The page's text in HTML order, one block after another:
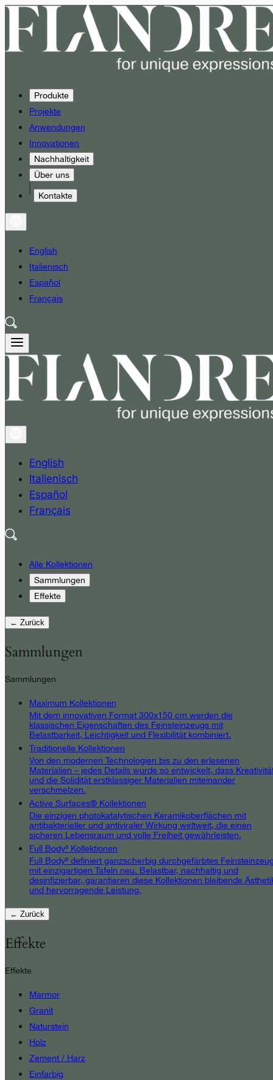
Produkte
Projekte
Anwendungen
Innovationen
Nachhaltigkeit
Über uns
Kontakte
English
Italienisch
Español
Français
English
Italienisch
Español
Français
Alle Kollektionen
Sammlungen
Effekte
← Zurück
Sammlungen
Sammlungen
Maximum Kollektionen
Mit dem innovativen Format 300x150 cm werden die
klassischen Eigenschaften des Feinsteinzeugs mit
Belastbarkeit, Leichtigkeit und Flexibilität kombiniert.
Traditionelle Kollektionen
Von den modernen Technologien bis zu den erlesenen
Materialien – jedes Details wurde so entwickelt, dass
und die Solidität erstklassiger Materialien miteinander
verschmelzen.
Active Surfaces® Kollektionen
Die einzigen photokatalytischen Keramikoberflächen mit
antibakterieller und antiviraler Wirkung weltweit, die einen
sicheren Lebensraum und volle Freiheit gewährleisten.
Full Body³ Kollektionen
Full Body³ definiert ganzscherbig durchgefärbtes
mit einzigartigen Tafeln neu. Belastbar, nachhaltig und
desinfizierbar, garantieren diese Kollektionen bleibende
und hervorragende Leistung.
← Zurück
Effekte
Effekte
Marmor
Granit
Naturstein
Holz
Zement / Harz
Einfarbig